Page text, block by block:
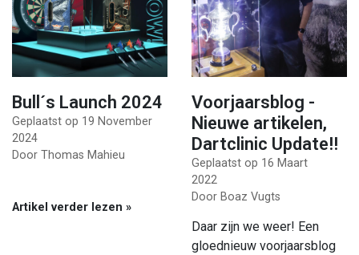
Bull´s Launch 2024
Geplaatst op 19 November
2024
Door Thomas Mahieu
Artikel verder lezen »
Voorjaarsblog -
Nieuwe artikelen,
Dartclinic Update!!
Geplaatst op 16 Maart
2022
Door Boaz Vugts
Daar zijn we weer! Een
gloednieuw voorjaarsblog